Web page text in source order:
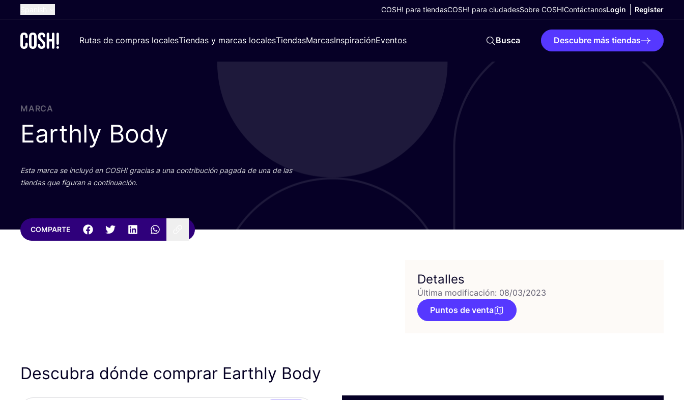
Dutch
Croatian
COSH! para tiendasCOSH! para ciudadesSobre COSH!ContáctanosLogin Register
Rutas de compras localesTiendas y marcas localesTiendasMarcasInspiraciónEventos Busca Descubre más tiendas
MARCA
Earthly Body
Esta mar­ca se inclu­yó en COSH! gra­cias a una con­tri­bu­ción paga­da de una de las
tien­das que figu­ran a continuación.
COMPARTE
Detalles
Última modificación: 08/03/2023
Puntos de venta
Descubra dónde comprar Earthly Body